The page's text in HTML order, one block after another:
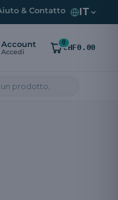
& Contatto IT
Account
Accedi
0
CHF0.00